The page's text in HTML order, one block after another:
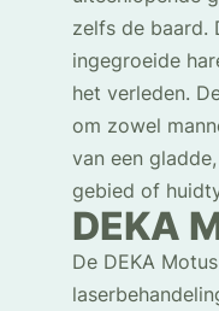
zelfs de baard.
ingegroeide
het verleden.
om zowel
van een
gebied of
DEKA
De DEKA